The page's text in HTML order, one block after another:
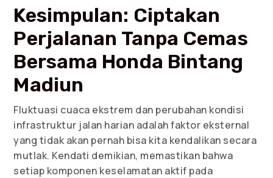
Kesimpulan: Ciptakan
Perjalanan Tanpa Cemas
Bersama Honda Bintang
Madiun
Fluktuasi cuaca ekstrem dan perubahan kondisi
infrastruktur jalan harian adalah faktor eksternal
yang tidak akan pernah bisa kita kendalikan secara
mutlak. Kendati demikian, memastikan bahwa
setiap komponen keselamatan aktif pada